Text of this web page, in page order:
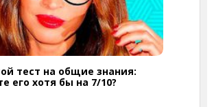
тест на общие знания:
его хотя бы на 7/10?